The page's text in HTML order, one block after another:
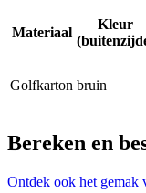
Materiaal
Kleur
Golfkarton bruin
Bereken en
Ontdek ook het gemak